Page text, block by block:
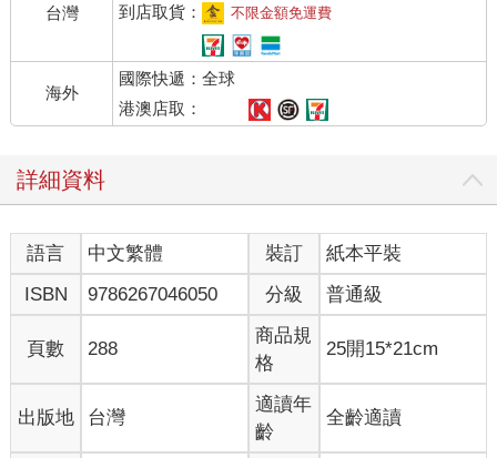
台灣
到店取貨：
不限金額免運費
海外
國際快遞：全球
港澳店取：
詳細資料
語言 中文繁體 裝訂
紙本平裝
ISBN
9786267046050 分級 普通級
頁數 288
商品規
格
25開15*21cm
出版地 台灣
適讀年
齡
全齡適讀